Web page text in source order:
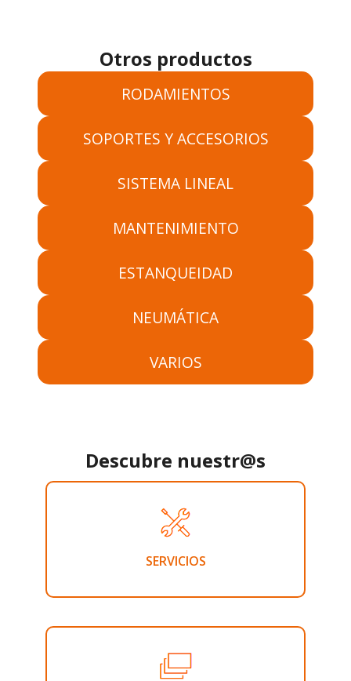
Otros productos
RODAMIENTOS
SOPORTES Y ACCESORIOS
SISTEMA LINEAL
MANTENIMIENTO
ESTANQUEIDAD
NEUMÁTICA
VARIOS
Descubre nuestr@s
SERVICIOS